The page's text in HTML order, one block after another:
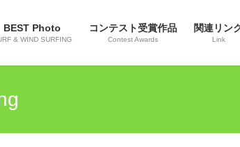
BEST Photo
& WIND SURFING
コンテスト受賞作品
Contest Awards
関連リン
Link